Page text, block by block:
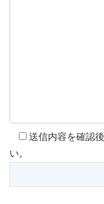
送信内容を確認
い。